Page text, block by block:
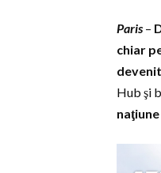
Paris –
chiar
Hub şi